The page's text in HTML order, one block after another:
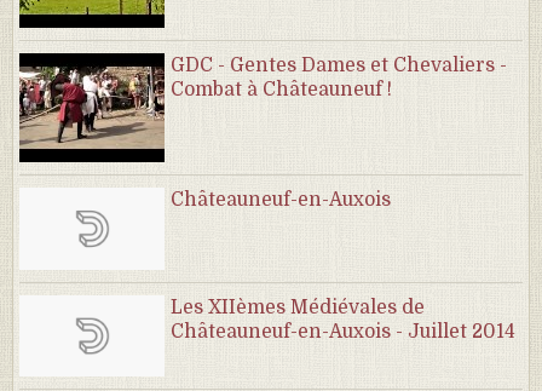
GDC - Gentes Dames et Chevaliers -
Combat à Châteauneuf !
Châteauneuf-en-Auxois
Les XIIèmes Médiévales de
Châteauneuf-en-Auxois - Juillet 2014